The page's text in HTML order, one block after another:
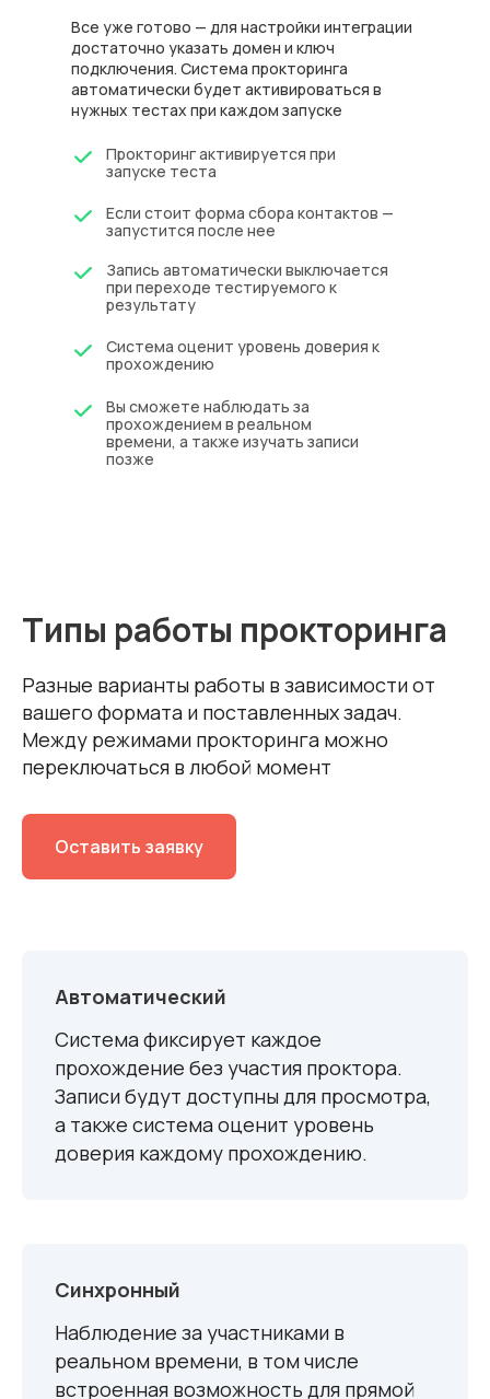
Все уже готово — для настройки интеграции
достаточно указать домен и ключ
подключения. Система прокторинга
автоматически будет активироваться в
нужных тестах при каждом запуске
Если стоит форма сбора контактов —
запустится после нее
Прокторинг активируется при
запуске теста
Запись автоматически выключается
при переходе тестируемого к
результату
Вы сможете наблюдать за
прохождением в реальном
времени, а также изучать записи
позже
Система оценит уровень доверия к
прохождению
Типы работы прокторинга
Разные варианты работы в зависимости от
вашего формата и поставленных задач.
Между режимами прокторинга можно
переключаться в любой момент
Оставить заявку
Автоматический
Система фиксирует каждое
прохождение без участия проктора.
Записи будут доступны для просмотра,
а также система оценит уровень
доверия каждому прохождению.
Синхронный
Наблюдение за участниками в
реальном времени, в том числе
встроенная возможность для прямой